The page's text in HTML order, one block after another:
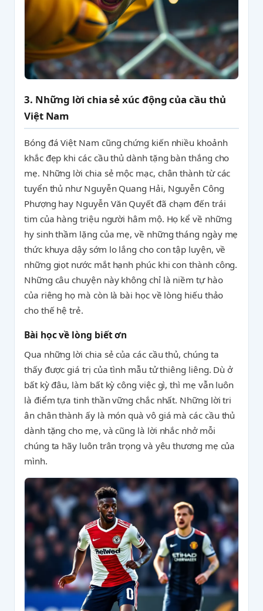
3. Những lời chia sẻ xúc động của cầu thủ
Việt Nam
Bóng đá Việt Nam cũng chứng kiến nhiều khoảnh
khắc đẹp khi các cầu thủ dành tặng bàn thắng cho
mẹ. Những lời chia sẻ mộc mạc, chân thành từ các
tuyển thủ như Nguyễn Quang Hải, Nguyễn Công
Phượng hay Nguyễn Văn Quyết đã chạm đến trái
tim của hàng triệu người hâm mộ. Họ kể về những
hy sinh thầm lặng của mẹ, về những tháng ngày mẹ
thức khuya dậy sớm lo lắng cho con tập luyện, về
những giọt nước mắt hạnh phúc khi con thành công.
Những câu chuyện này không chỉ là niềm tự hào
của riêng họ mà còn là bài học về lòng hiếu thảo
cho thế hệ trẻ.
Bài học về lòng biết ơn
Qua những lời chia sẻ của các cầu thủ, chúng ta
thấy được giá trị của tình mẫu tử thiêng liêng. Dù ở
bất kỳ đâu, làm bất kỳ công việc gì, thì mẹ vẫn luôn
là điểm tựa tinh thần vững chắc nhất. Những lời tri
ân chân thành ấy là món quà vô giá mà các cầu thủ
dành tặng cho mẹ, và cũng là lời nhắc nhở mỗi
chúng ta hãy luôn trân trọng và yêu thương mẹ của
mình.